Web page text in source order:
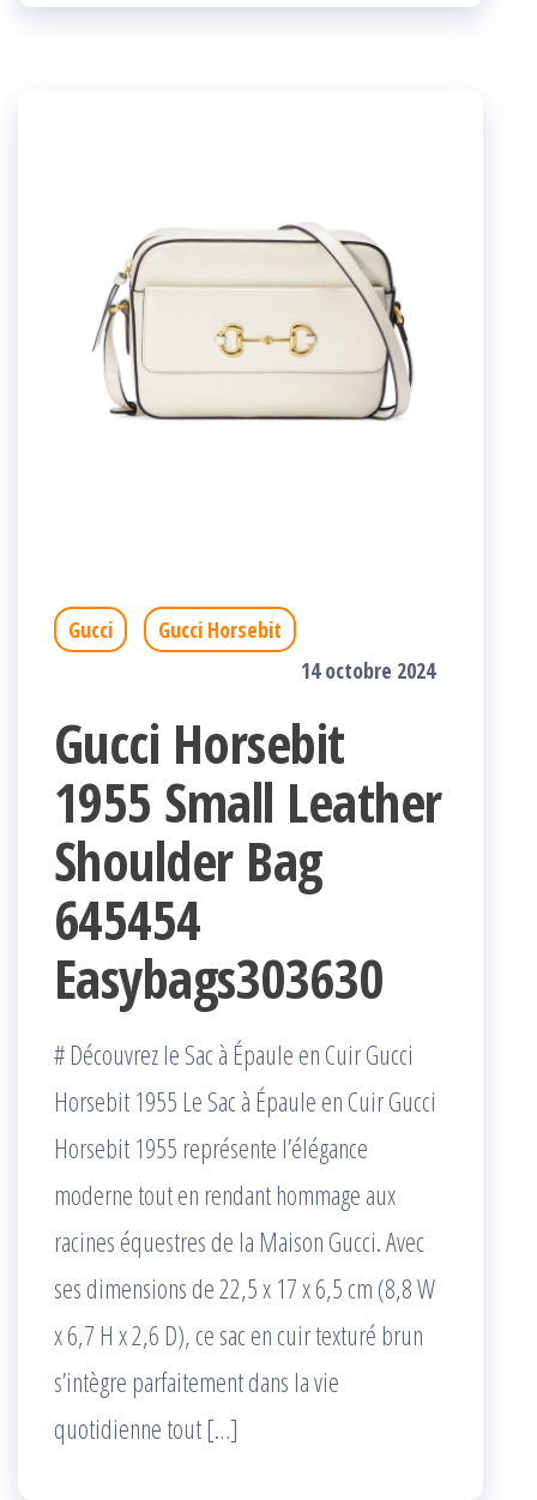
Gucci
Gucci Horsebit
14 octobre 2024
Gucci Horsebit
1955 Small Leather
Shoulder Bag
645454
Easybags303630
# Découvrez le Sac à Épaule en Cuir Gucci
Horsebit 1955 Le Sac à Épaule en Cuir Gucci
Horsebit 1955 représente l’élégance
moderne tout en rendant hommage aux
racines équestres de la Maison Gucci. Avec
ses dimensions de 22,5 x 17 x 6,5 cm (8,8 W
x 6,7 H x 2,6 D), ce sac en cuir texturé brun
s’intègre parfaitement dans la vie
quotidienne tout […]